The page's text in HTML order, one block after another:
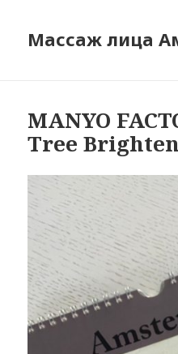
Массаж лица
MANYO
Tree